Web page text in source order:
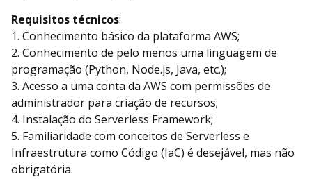
Requisitos técnicos:
1. Conhecimento básico da plataforma AWS;
2. Conhecimento de pelo menos uma linguagem de
programação (Python, Node.js, Java, etc.);
3. Acesso a uma conta da AWS com permissões de
administrador para criação de recursos;
4. Instalação do Serverless Framework;
5. Familiaridade com conceitos de Serverless e
Infraestrutura como Código (IaC) é desejável, mas não
obrigatória.